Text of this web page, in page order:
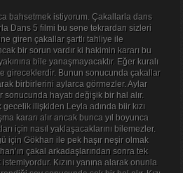
bahsetmek istiyorum. Çakallarla dans
Dans 5 filmi bu sene tekrardan sizleri
giren çakallar şartlı tahliye ile
bir sorun vardır ki hakimin kararı bu
bile yanaşmayacaktır. Eğer kuralı
gireceklerdir. Bunun sonucunda çakallar
birbirlerini aylarca görmezler. Aylar
sonucunda hayatı değişik bir hal alır.
gecelik ilişkiden Leyla adında biir kızı
kararı alır ancak bunca yıl boyunca
için nasıl yaklaşacaklarını bilemezler.
için Gökhan ile pek haşır neşir olmak
çakal arkadaşlarından sonra tek
istemiyordur. Kızını yanına alarak onunla